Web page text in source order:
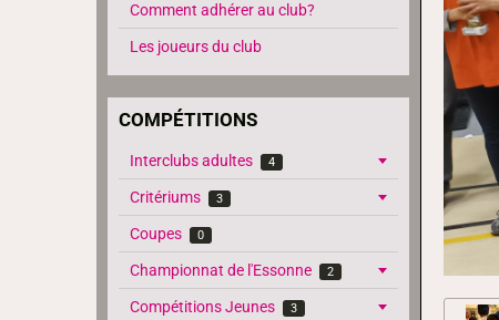
Comment adhérer au club?
Les joueurs du club
COMPÉTITIONS
Interclubs adultes 4
Critériums 3
Coupes 0
Championnat de l'Essonne 2
Compétitions Jeunes 3